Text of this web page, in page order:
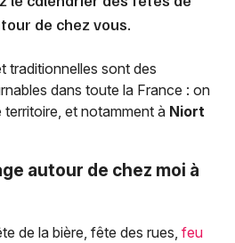
de chez vous.
traditionnelles sont des
dans toute la France : on
et notamment à Niort
autour de chez moi à
de la bière, fête des rues, feu